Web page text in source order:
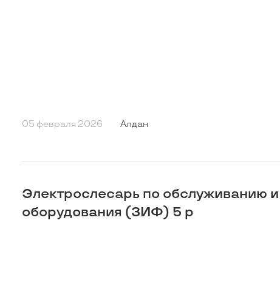
05 февраля 2026 Алдан
Электрослесарь по обслуживанию
оборудования (ЗИФ) 5 р